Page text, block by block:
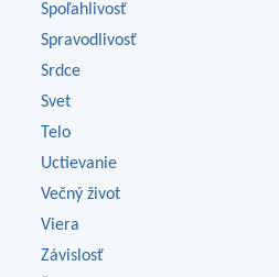
Spoľahlivosť
Spravodlivosť
Srdce
Svet
Telo
Uctievanie
Večný život
Viera
Závislosť